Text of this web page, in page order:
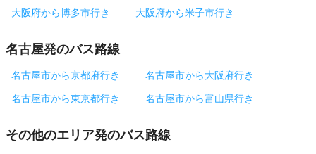
大阪府から博多市行き
大阪府から米子市行き
名古屋発のバス路線
名古屋市から京都府行き
名古屋市から大阪府行き
名古屋市から東京都行き
名古屋市から富山県行き
その他のエリア発のバス路線